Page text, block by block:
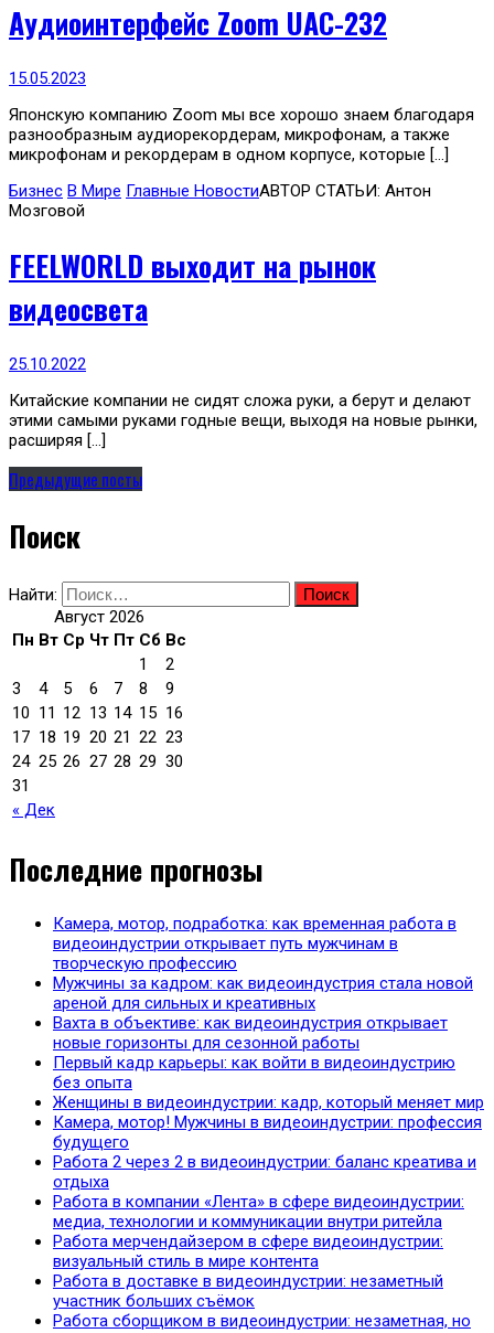
Аудиоинтерфейс Zoom UAC-232
15.05.2023
Японскую компанию Zoom мы все хорошо знаем благодаря
разнообразным аудиорекордерам, микрофонам, а также
микрофонам и рекордерам в одном корпусе, которые […]
Бизнес В Мире Главные НовостиАВТОР СТАТЬИ: Антон
Мозговой
FEELWORLD выходит на рынок
видеосвета
25.10.2022
Китайские компании не сидят сложа руки, а берут и делают
этими самыми руками годные вещи, выходя на новые рынки,
расширяя […]
Предыдущие посты
Поиск
Найти:
Август 2026
Пн Вт Ср Чт Пт Сб Вс
« Дек
1
2
3
4 5 6 7 8
9
10 11 12 13 14 15 16
17 18 19 20 21 22 23
24 25 26 27 28 29 30
31
Последние прогнозы
Камера, мотор, подработка: как временная работа в
видеоиндустрии открывает путь мужчинам в
творческую профессию
Мужчины за кадром: как видеоиндустрия стала новой
ареной для сильных и креативных
Вахта в объективе: как видеоиндустрия открывает
новые горизонты для сезонной работы
Первый кадр карьеры: как войти в видеоиндустрию
без опыта
Женщины в видеоиндустрии: кадр, который меняет мир
Камера, мотор! Мужчины в видеоиндустрии: профессия
будущего
Работа 2 через 2 в видеоиндустрии: баланс креатива и
отдыха
Работа в компании «Лента» в сфере видеоиндустрии:
медиа, технологии и коммуникации внутри ритейла
Работа мерчендайзером в сфере видеоиндустрии:
визуальный стиль в мире контента
Работа в доставке в видеоиндустрии: незаметный
участник больших съёмок
Работа сборщиком в видеоиндустрии: незаметная, но